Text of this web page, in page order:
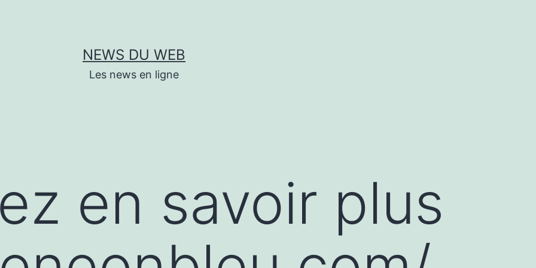
NEWS DU WEB
Les news en ligne
en savoir plus